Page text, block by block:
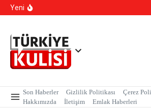
İçeriğe atla
Yeni
700 Bin Liralık Oyunu Dikkatiyle
Kışlık, Ankara Yazlık Başkent
Son Haberler Gizlilik Politikası
Çerez
Hakkımızda
İletişim Emlak Haberleri